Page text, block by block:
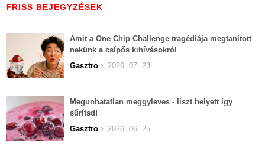
FRISS BEJEGYZÉSEK
Amit a One Chip Challenge tragédiája megtanított
nekünk a csípős kihívásokról
Gasztro
2026. 07. 23.
Megunhatatlan meggyleves - liszt helyett így
sűrítsd!
Gasztro
2026. 06. 25.